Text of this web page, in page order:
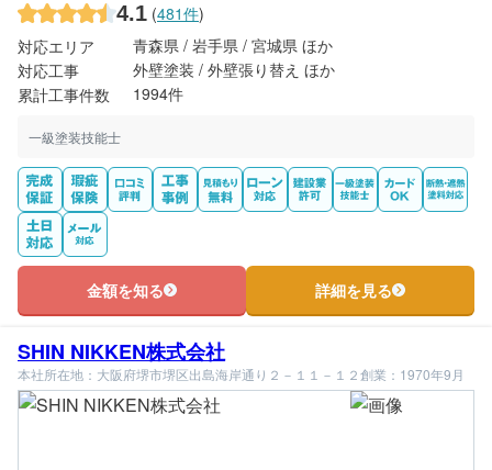
4.1 (481件)
対応エリア
青森県 / 岩手県 / 宮城県 ほか
対応工事
外壁塗装 / 外壁張り替え ほか
累計工事件数
1994件
一級塗装技能士
金額を知る 詳細を見る
SHIN NIKKEN株式会社
本社所在地：大阪府堺市堺区出島海岸通り２－１１－１２創業：1970年9月